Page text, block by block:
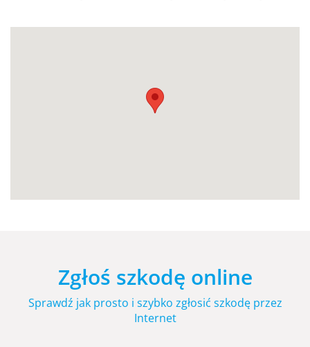
Zgłoś szkodę online
Sprawdź jak prosto i szybko zgłosić szkodę przez
Internet